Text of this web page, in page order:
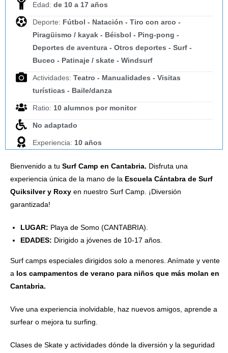
Edad: de 10 a 17 años
Deporte: Fútbol - Natación - Tiro con arco -
Piragüismo / kayak - Béisbol - Ping-pong -
Deportes de aventura - Otros deportes - Surf -
Buceo - Patinaje / skate - Windsurf
Actividades: Teatro - Manualidades - Visitas
turísticas - Baile/danza
Ratio: 10 alumnos por monitor
No adaptado
Experiencia: 10 años
Bienvenido a tu Surf Camp en Cantabria. Disfruta una
experiencia única de la mano de la Escuela Cántabra de Surf
Quiksilver y Roxy en nuestro Surf Camp. ¡Diversión
garantizada!
LUGAR: Playa de Somo (CANTABRIA).
EDADES: Dirigido a jóvenes de 10-17 años.
Surf camps especiales dirigidos solo a menores. Anímate y vente
a los campamentos de verano para niños que más molan en
Cantabria.
Vive una experiencia inolvidable, haz nuevos amigos, aprende a
surfear o mejora tu surfing.
Clases de Skate y actividades dónde la diversión y la seguridad